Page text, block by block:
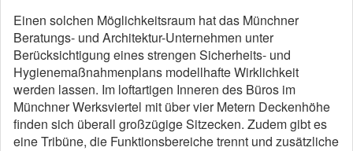
Einen solchen Möglichkeitsraum hat das Münchner
Beratungs- und Architektur-Unternehmen unter
Berücksichtigung eines strengen Sicherheits- und
Hygienemaßnahmenplans modellhafte Wirklichkeit
werden lassen. Im loftartigen Inneren des Büros im
Münchner Werksviertel mit über vier Metern Deckenhöhe
finden sich überall großzügige Sitzecken. Zudem gibt es
eine Tribüne, die Funktionsbereiche trennt und zusätzliche